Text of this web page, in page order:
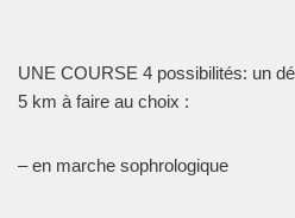
UNE COURSE 4 possibilités: un
5 km à faire au choix :
– en marche sophrologique